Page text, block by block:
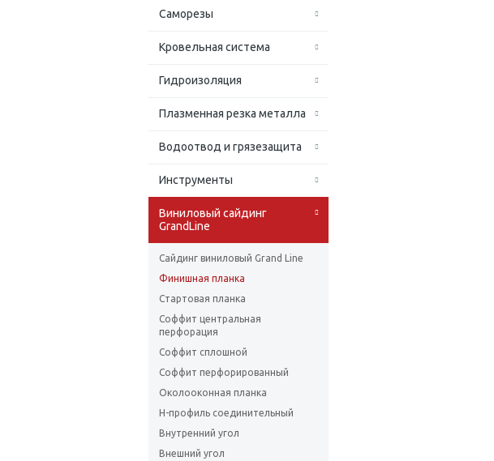
Саморезы
Кровельная система
Гидроизоляция
Плазменная резка металла
Водоотвод и грязезащита
Инструменты
Виниловый сайдинг
GrandLine
Сайдинг виниловый Grand Line
Финишная планка
Стартовая планка
Соффит центральная
перфорация
Соффит сплошной
Соффит перфорированный
Околооконная планка
H-профиль соединительный
Внутренний угол
Внешний угол